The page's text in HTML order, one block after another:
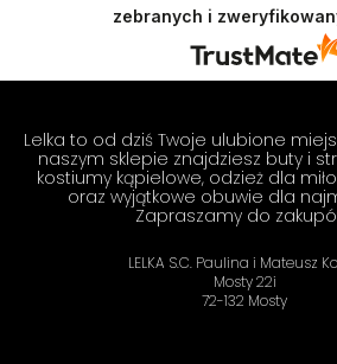
Doceniamy czas i wysiłek
się z nami Twoimi
zobaczenia! Zespół LELKA 🦋
zebranych i
Lelka to od dziś Twoje ulubione
naszym sklepie znajdziesz buty i
kostiumy kąpielowe, odzież dla
oraz wyjątkowe obuwie dla
Zapraszamy do
LELKA S.C. Paulina i Mateusz
Mosty 22i
72-132 Mosty